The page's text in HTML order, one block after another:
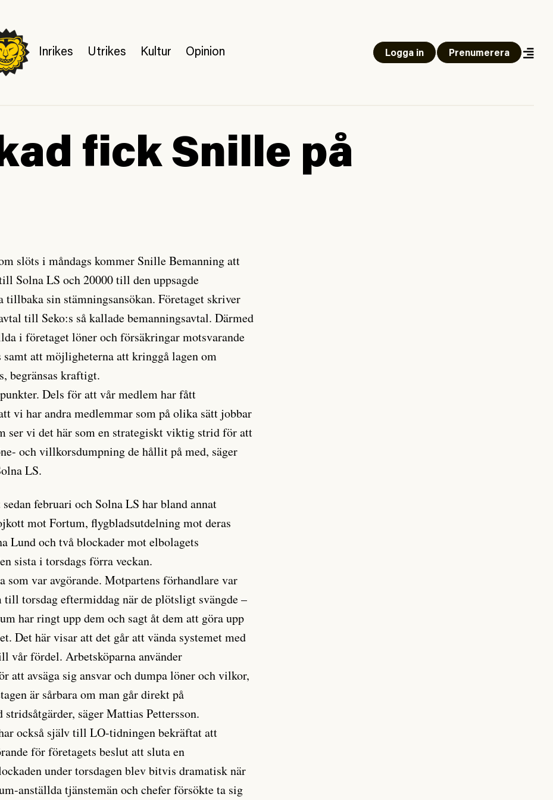
Inrikes Utrikes Kultur Opinion Logga in Prenumerera
fick Snille på
slöts i måndags kommer Snille Bemanning att
Solna LS och 20000 till den uppsagde
tillbaka sin stämningsansökan. Företaget skriver
till Seko:s så kallade bemanningsavtal. Därmed
i företaget löner och försäkringar motsvarande
samt att möjligheterna att kringgå lagen om
begränsas kraftigt.
Dels för att vår medlem har fått
vi har andra medlemmar som på olika sätt jobbar
ser vi det här som en strategiskt viktig strid för att
och villkorsdumpning de hållit på med, säger
LS.
februari och Solna LS har bland annat
mot Fortum, flygbladsutdelning mot deras
Lund och två blockader mot elbolagets
sista i torsdags förra veckan.
som var avgörande. Motpartens förhandlare var
torsdag eftermiddag när de plötsligt svängde –
har ringt upp dem och sagt åt dem att göra upp
Det här visar att det går att vända systemet med
vår fördel. Arbetsköparna använder
att avsäga sig ansvar och dumpa löner och vilkor,
är sårbara om man går direkt på
stridsåtgärder, säger Mattias Pettersson.
också själv till LO-tidningen bekräftat att
för företagets beslut att sluta en
under torsdagen blev bitvis dramatisk när
anställda tjänstemän och chefer försökte ta sig